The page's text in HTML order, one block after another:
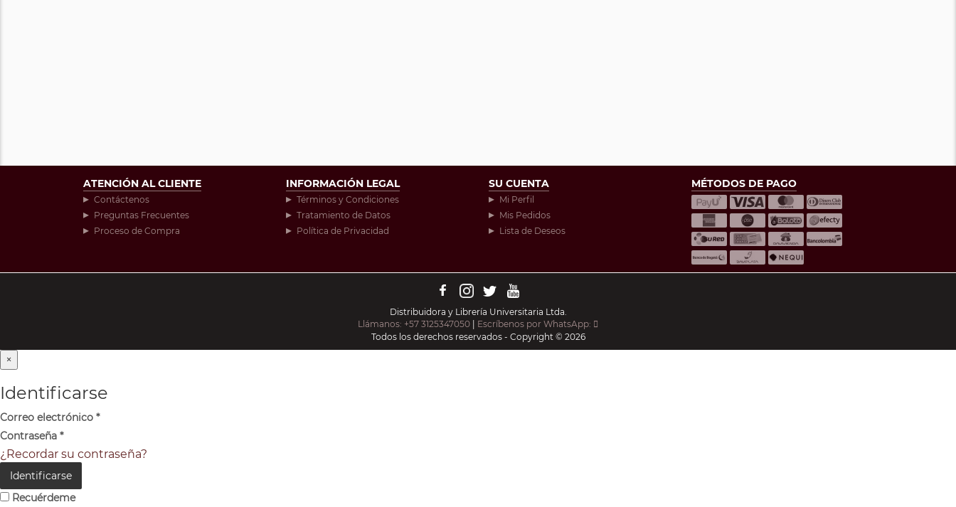
ATENCIÓN AL CLIENTE
Contáctenos
Preguntas Frecuentes
Proceso de Compra
INFORMACIÓN LEGAL
Términos y Condiciones
Tratamiento de Datos
Política de Privacidad
SU CUENTA
Mi Perfil
Mis Pedidos
Lista de Deseos
MÉTODOS DE PAGO
Distribuidora y Librería Universitaria Ltda.
Llámanos: +57 3125347050
Escríbenos por WhatsApp:
Todos los derechos reservados - Copyright © 2026
×
Identificarse
Correo electrónico *
Contraseña *
¿Recordar su contraseña?
Identificarse
Recuérdeme